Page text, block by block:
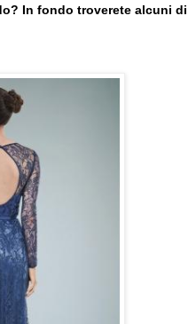
In fondo troverete alcuni di